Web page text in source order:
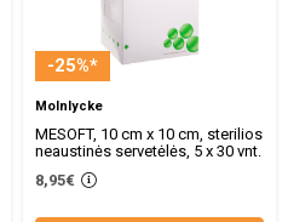
-25%*
Molnlycke
MESOFT, 10 cm x 10 cm, sterilios
neaustinės servetėlės, 5 x 30 vnt.
8,95€